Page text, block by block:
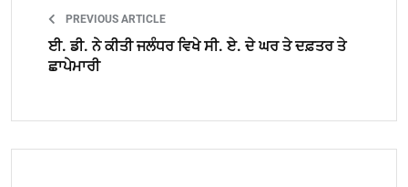
PREVIOUS ARTICLE
ਈ. ਡੀ. ਨੇ ਕੀਤੀ ਜਲੰਧਰ ਵਿਖੇ ਸੀ. ਏ. ਦੇ ਘਰ ਤੇ ਦਫ਼ਤਰ ਤੇ
ਛਾਪੇਮਾਰੀ